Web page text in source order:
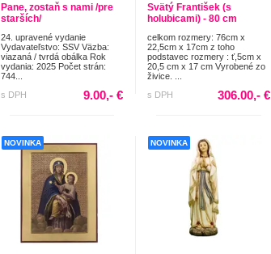
Pane, zostaň s nami /pre
starších/
24. upravené vydanie
Vydavateľstvo: SSV Väzba:
viazaná / tvrdá obálka Rok
vydania: 2025 Počet strán:
744...
s DPH
9.00,- €
Svätý František (s
holubicami) - 80 cm
celkom rozmery: 76cm x
22,5cm x 17cm z toho
podstavec rozmery : ť,5cm x
20,5 cm x 17 cm Vyrobené zo
živice. ...
s DPH
306.00,- €
NOVINKA NOVINKA